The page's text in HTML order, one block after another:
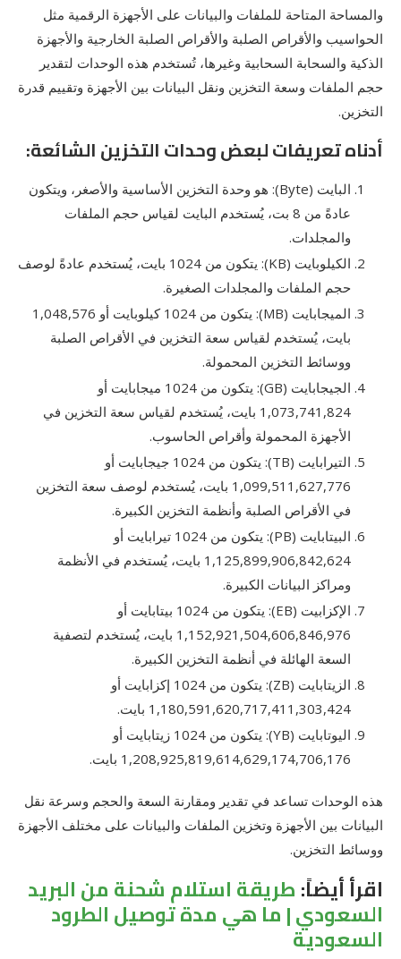
والمساحة المتاحة للملفات والبيانات على الأجهزة الرقمية مثل
الحواسيب والأقراص الصلبة والأقراص الصلبة الخارجية والأجهزة
الذكية والسحابة السحابية وغيرها، تُستخدم هذه الوحدات لتقدير
حجم الملفات وسعة التخزين ونقل البيانات بين الأجهزة وتقييم قدرة
التخزين.
أدناه تعريفات لبعض وحدات التخزين الشائعة:
البايت (Byte): هو وحدة التخزين الأساسية والأصغر، ويتكون
عادةً من 8 بت، يُستخدم البايت لقياس حجم الملفات
والمجلدات.
الكيلوبايت (KB): يتكون من 1024 بايت، يُستخدم عادةً لوصف
حجم الملفات والمجلدات الصغيرة.
الميجابايت (MB): يتكون من 1024 كيلوبايت أو 1,048,576
بايت، يُستخدم لقياس سعة التخزين في الأقراص الصلبة
ووسائط التخزين المحمولة.
الجيجابايت (GB): يتكون من 1024 ميجابايت أو
1,073,741,824 بايت، يُستخدم لقياس سعة التخزين في
الأجهزة المحمولة وأقراص الحاسوب.
التيرابايت (TB): يتكون من 1024 جيجابايت أو
1,099,511,627,776 بايت، يُستخدم لوصف سعة التخزين
في الأقراص الصلبة وأنظمة التخزين الكبيرة.
البيتابايت (PB): يتكون من 1024 تيرابايت أو
1,125,899,906,842,624 بايت، يُستخدم في الأنظمة
ومراكز البيانات الكبيرة.
الإكزابيت (EB): يتكون من 1024 بيتابايت أو
1,152,921,504,606,846,976 بايت، يُستخدم لتصفية
السعة الهائلة في أنظمة التخزين الكبيرة.
الزيتابايت (ZB): يتكون من 1024 إكزابايت أو
1,180,591,620,717,411,303,424 بايت.
اليوتابايت (YB): يتكون من 1024 زيتابايت أو
1,208,925,819,614,629,174,706,176 بايت.
هذه الوحدات تساعد في تقدير ومقارنة السعة والحجم وسرعة نقل
البيانات بين الأجهزة وتخزين الملفات والبيانات على مختلف الأجهزة
ووسائط التخزين.
اقرأ أيضاً:طريقة استلام شحنة من البريد
السعودي | ما هي مدة توصيل الطرود
السعودية